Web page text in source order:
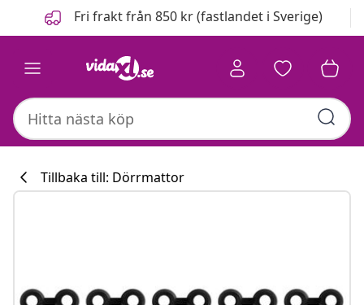
FöregåendeFri frakt från 850 kr (fastlandet i Sverige)
Tillbaka till: Dörrmattor